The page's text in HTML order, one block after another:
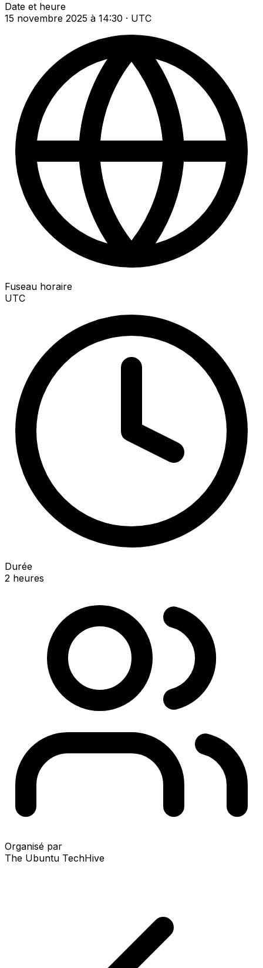
Date et heure
15 novembre 2025 à 14:30 · UTC
Fuseau horaire
UTC
Durée
2 heures
Organisé par
The Ubuntu TechHive